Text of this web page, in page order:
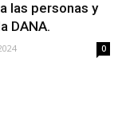
las personas y
DANA.
0